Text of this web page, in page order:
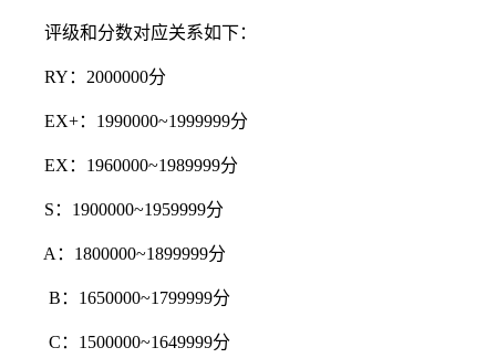
评级和分数对应关系如下：
RY：2000000分
EX+：1990000~1999999分
EX：1960000~1989999分
S：1900000~1959999分
A：1800000~1899999分
B：1650000~1799999分
C：1500000~1649999分